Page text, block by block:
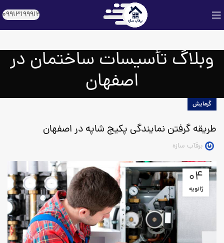
09913199912
وبلاگ تأسیسات ساختمان در
اصفهان
گرمایش
طریقه گرفتن نمایندگی پکیج شاپه در اصفهان
برقآب سازه
04
ژانویه